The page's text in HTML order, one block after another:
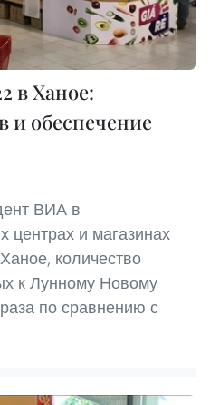
в Ханое:
и обеспечение
ВИА в
центрах и магазинах
количество
к Лунному Новому
по сравнению с